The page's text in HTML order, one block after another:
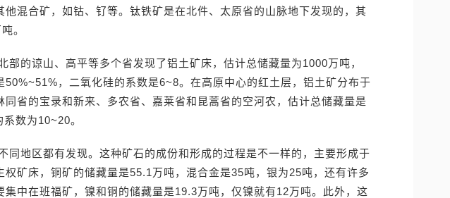
他混合矿，如钴、钌等。钛铁矿是在北件、太原省的山脉地下发现的，其
。
部的谅山、高平等多个省发现了铝土矿床，估计总储藏量为1000万吨，
50%~51%，二氧化硅的系数是6~8。在高原中心的红土层，铝土矿分布于
同省的宝录和新来、多农省、嘉莱省和昆蒿省的空河农，估计总储藏量是
数为10~20。
同地区都有发现。这种矿石的成份和形成的过程是不一样的，主要形成于
权矿床，铜矿的储藏量是55.1万吨，混合金是35吨，银为25吨，还有许多
集中在班福矿，镍和铜的储藏量是19.3万吨，仅镍就有12万吨。此外，这